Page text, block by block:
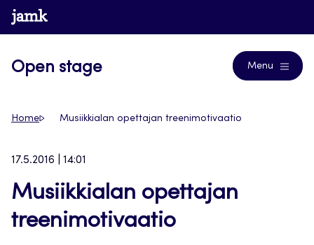
Siirry
suoraan
www.jamk.fi
Open stage Menu
Home Musiikkialan opettajan treenimotivaatio
17.5.2016 | 14:01
Musiikkialan opettajan
treenimotivaatio